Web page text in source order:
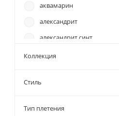
Красносельский
Сереброника
Эталон-Стиль
аквамарин
александрит
александрит синт
алпанит
аметист
Коллекция
Стиль
Тип плетения